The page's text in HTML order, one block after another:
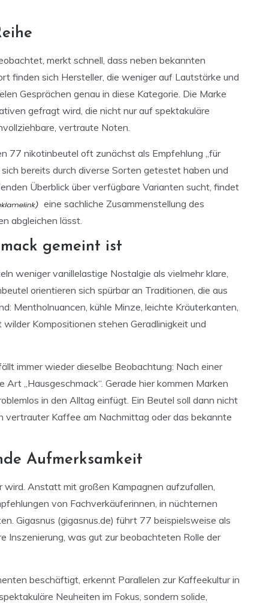
merkt schnell, dass neben bekannten
finden sich Hersteller, die weniger auf Lautstärke und
Gesprächen genau in diese Kategorie. Die Marke
gefragt wird, die nicht nur auf spektakuläre
vertraute Noten.
77 nikotinbeutel oft zunächst als Empfehlung „für
bereits durch diverse Sorten getestet haben und
Überblick über verfügbare Varianten sucht, findet
eine sachliche Zusammenstellung des
abgleichen lässt.
gemeint ist
weniger vanillelastige Nostalgie als vielmehr klare,
orientieren sich spürbar an Traditionen, die aus
Mentholnuancen, kühle Minze, leichte Kräuterkanten,
Kompositionen stehen Geradlinigkeit und
immer wieder dieselbe Beobachtung: Nach einer
„Hausgeschmack“. Gerade hier kommen Marken
in den Alltag einfügt. Ein Beutel soll dann nicht
vertrauter Kaffee am Nachmittag oder das bekannte
Aufmerksamkeit
Anstatt mit großen Kampagnen aufzufallen,
von Fachverkäuferinnen, in nüchternen
Gigasnus (gigasnus.de) führt 77 beispielsweise als
Inszenierung, was gut zur beobachteten Rolle der
beschäftigt, erkennt Parallelen zur Kaffeekultur in
Neuheiten im Fokus, sondern solide,